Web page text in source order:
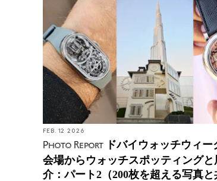
FEB. 12 2026
Photo Report ドバイウォッチウィー
会場からウォッチスポッティングと
介：パート2（200枚を超える写真と